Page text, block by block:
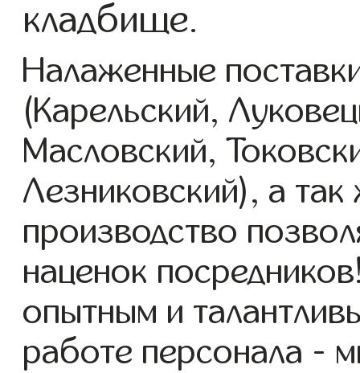
кладбище.
Налаженные
(Карельский,
Масловский,
Лезниковский), а
производство
наценок
опытным и
работе персонала -